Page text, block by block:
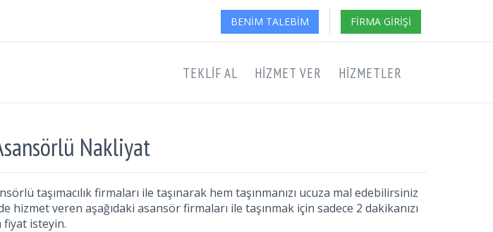
BENIM TALEBIM FIRMA GIRIŞI
TEKLIF AL HIZMET VER HIZMETLER
Nakliyat
taşımacılık firmaları ile taşınarak hem taşınmanızı ucuza mal edebilirsiniz
veren aşağıdaki asansör firmaları ile taşınmak için sadece 2 dakikanızı
fiyat isteyin.